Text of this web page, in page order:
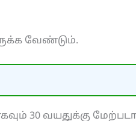
வேண்டும்.
30 வயதுக்கு